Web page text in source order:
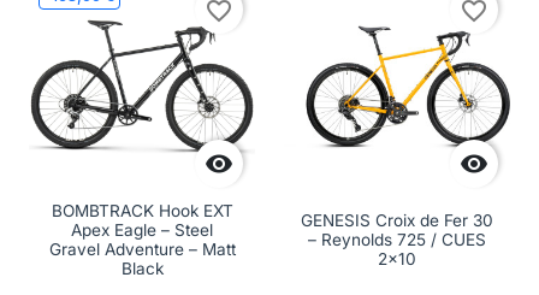

favorite_border
BOMBTRACK Hook EXT
Apex Eagle – Steel
Gravel Adventure – Matt
Black

favorite_border
GENESIS Croix de Fer 30
– Reynolds 725 / CUES
2x10